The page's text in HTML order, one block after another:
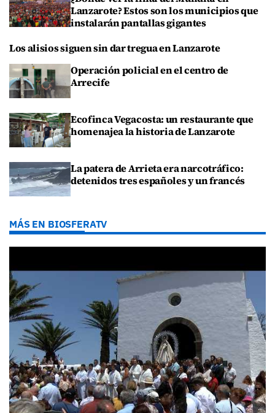
Lanzarote? Estos son los municipios que
instalarán pantallas gigantes
Los alisios siguen sin dar tregua en Lanzarote
Operación policial en el centro de
Arrecife
Ecofinca Vegacosta: un restaurante que
homenajea la historia de Lanzarote
La patera de Arrieta era narcotráfico:
detenidos tres españoles y un francés
MÁS EN BIOSFERATV